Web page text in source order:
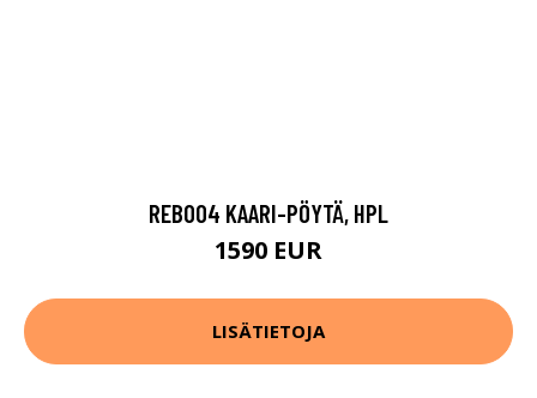
REB004 KAARI-PÖYTÄ, HPL
1590 EUR
LISÄTIETOJA